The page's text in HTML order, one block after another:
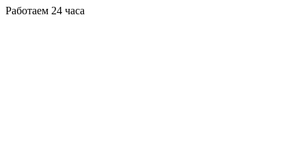
Работаем 24 часа